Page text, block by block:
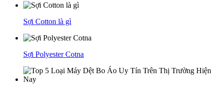
Sợi Cotton là gì
Sợi Polyester Cotna